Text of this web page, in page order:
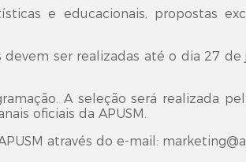
e educacionais, propostas
ser realizadas até o dia 27 de
A seleção será realizada
oficiais da APUSM.
através do e-mail: